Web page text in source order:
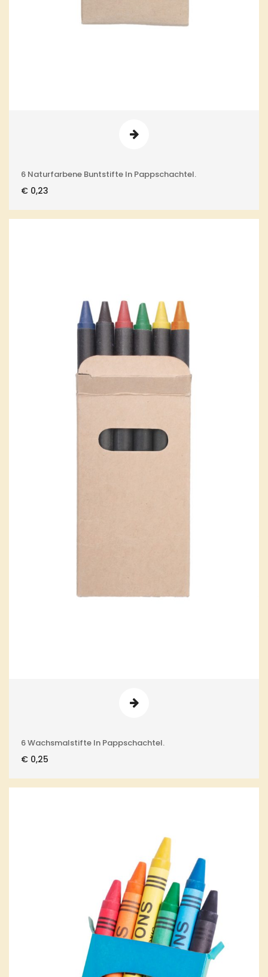
6 Naturfarbene Buntstifte In Pappschachtel.
€ 0,23
6 Wachsmalstifte In Pappschachtel.
€ 0,25